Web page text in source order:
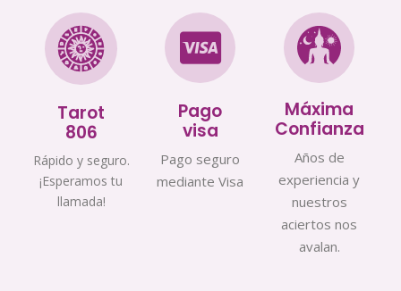
Tarot
806
Rápido y seguro.
¡Esperamos tu
llamada!
Pago
visa
Pago seguro
mediante Visa
Máxima
Confianza
Años de
experiencia y
nuestros
aciertos nos
avalan.